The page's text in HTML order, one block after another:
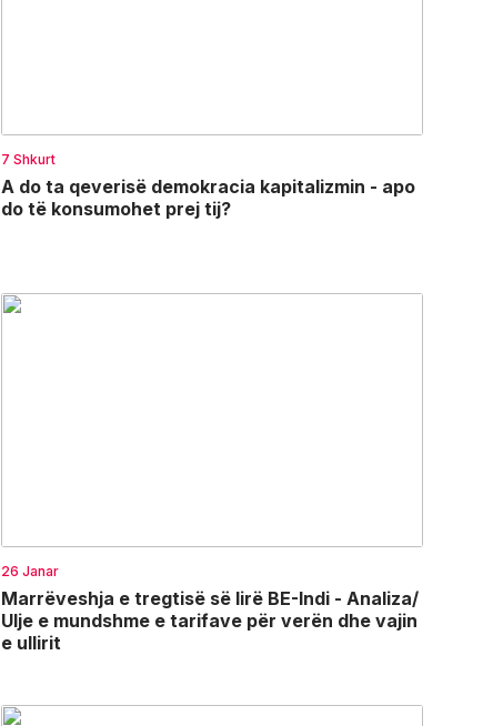
7 Shkurt
A do ta qeverisë demokracia kapitalizmin - apo
do të konsumohet prej tij?
26 Janar
Marrëveshja e tregtisë së lirë BE-Indi - Analiza/
Ulje e mundshme e tarifave për verën dhe vajin
e ullirit